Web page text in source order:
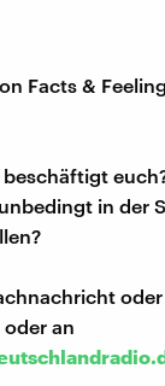
Facts &
in der
oder an